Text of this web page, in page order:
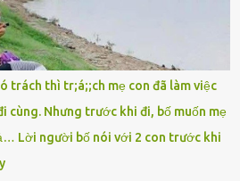
điện thoại… Người thì lắc đầu. Người
kẻ lừa đảo. Tôi gào lên giữa đường
Còn hơn 30 phút nữa. Trong đầu
chạy. Tôi quăng xe vào vệ đường,
áo, đeo ba lô và chạy . Chạy miết.
trách thì tr;á;;ch mẹ con đã làm việc
cùng. Nhưng trước khi đi, bố muốn mẹ
Lời người bố nói với 2 con trước khi